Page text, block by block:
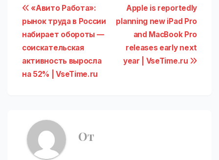
Навигация
по
записям
Apple is reportedly
planning new iPad Pro
and MacBook Pro
releases early next
year | VseTime.ru
«Авито Работа»:
рынок труда в России
набирает обороты —
соискательская
активность выросла
на 52% | VseTime.ru
От